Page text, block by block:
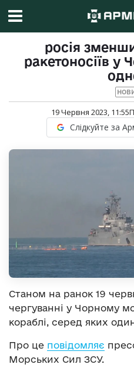
росія
ракетоносіїв у
19 Червня 2023, 11:55
Слідкуйте за
Станом на ранок 19
чергуванні у Чорному
кораблі, серед яких
Про це повідомляє
Морських Сил ЗСУ.